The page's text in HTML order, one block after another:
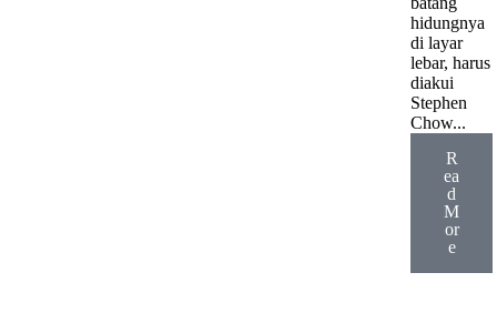
hidungnya
di layar
lebar, harus
diakui
Stephen
Chow...
R
ea
d
M
or
e